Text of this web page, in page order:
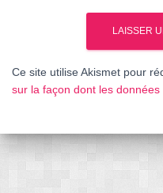
Ce site utilise Akismet pour
sur la façon dont les